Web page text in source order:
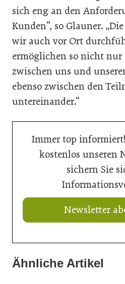
sich eng an den
Kunden“, so Glauner.
wir auch vor Ort
ermöglichen so nicht nur
zwischen uns und
ebenso zwischen den
untereinander.“
Immer top
kostenlos unseren
sichern Sie
Newsletter
Ähnliche Artikel
21. Juli 2026